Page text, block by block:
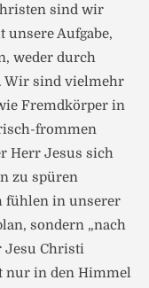
sind wir
unsere Aufgabe,
weder durch
Wir sind vielmehr
Fremdkörper in
frommen
Herr Jesus sich
zu spüren
fühlen in unserer
sondern „nach
Jesu Christi
nur in den Himmel